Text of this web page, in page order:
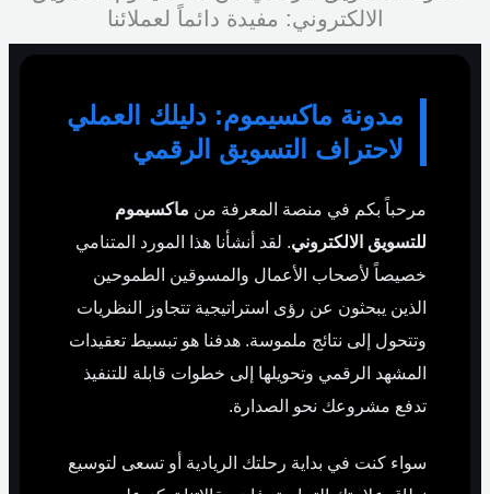
الالكتروني: مفيدة دائماً لعملائنا
مدونة ماكسيموم: دليلك العملي
لاحتراف التسويق الرقمي
مرحباً بكم في منصة المعرفة من ماكسيموم
للتسويق الالكتروني. لقد أنشأنا هذا المورد المتنامي
خصيصاً لأصحاب الأعمال والمسوقين الطموحين
الذين يبحثون عن رؤى استراتيجية تتجاوز النظريات
وتتحول إلى نتائج ملموسة. هدفنا هو تبسيط تعقيدات
المشهد الرقمي وتحويلها إلى خطوات قابلة للتنفيذ
تدفع مشروعك نحو الصدارة.
سواء كنت في بداية رحلتك الريادية أو تسعى لتوسيع